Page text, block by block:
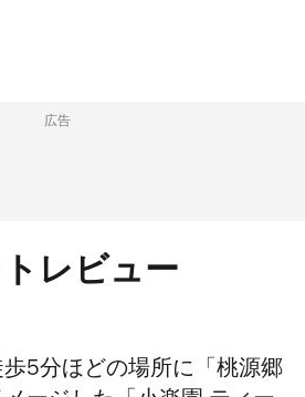
広告
レビュー
5分ほどの場所に「桃源郷